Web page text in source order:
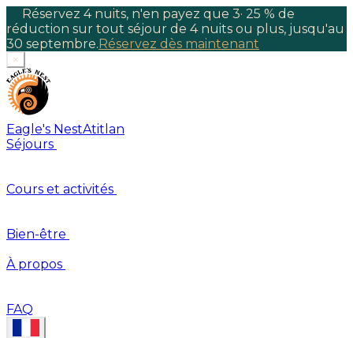
Réservez 4 nuits, n'en payez que 3· 25 % de
réduction sur tout séjour de 4 nuits ou plus, jusqu'au
30 septembre.Réservez dès maintenant
×
Eagle's NestAtitlan
Séjours
Cours et activités
Bien-être
À propos
FAQ